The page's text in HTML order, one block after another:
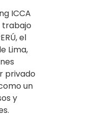
ICCA
trabajo
el
Lima,
privado
un
y